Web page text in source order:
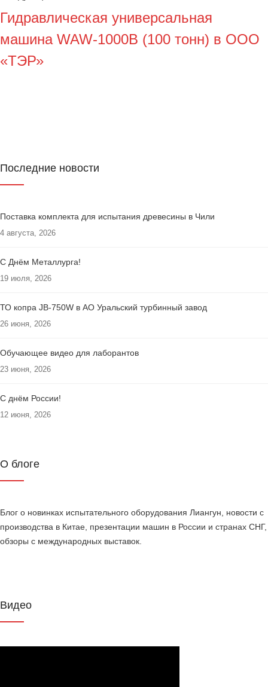
Гидравлическая универсальная
машина WAW-1000B (100 тонн) в ООО
«ТЭР»
Последние новости
Поставка комплекта для испытания древесины в Чили
4 августа, 2026
С Днём Металлурга!
19 июля, 2026
ТО копра JB-750W в АО Уральский турбинный завод
26 июня, 2026
Обучающее видео для лаборантов
23 июня, 2026
С днём России!
12 июня, 2026
О блоге
Блог о новинках испытательного оборудования Лиангун, новости с
производства в Китае, презентации машин в России и странах СНГ,
обзоры с международных выставок.
Видео